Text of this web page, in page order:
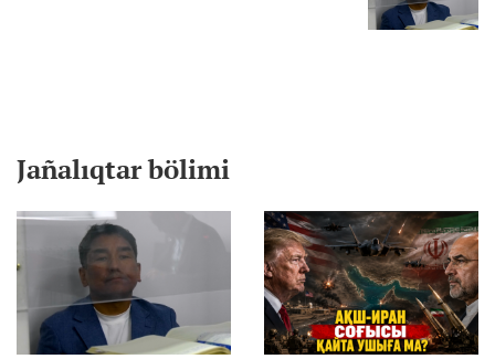
Jañalıqtar bölimi